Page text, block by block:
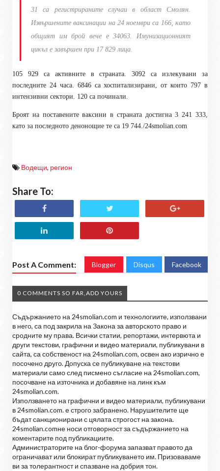
31 са регистрираните случаи в област Смолян.
Извършените ваксинации на 24 ноември са 166, като
общият им брой вече е 34063. Имунизационният
цикъл е завършен при 17 829 лица.
105 929 са активните в страната. 3092 са излекувани за
последните 24 часа. 6846 са хоспитализирани, от които 797 в
интензивни сектори. 120 са починали.
Броят на поставените ваксини в страната достигна 3 241 333,
като за последното денонощие те са 19 744./24smolian.com
Водещи, регион
Share To:
Post A Comment: Blogger Disqus Facebook
0 COMMENTS SO FAR,ADD YOURS
Съдържанието на 24smolian.com и технологиите, използвани
в него, са под закрила на Закона за авторското право и
сродните му права. Всички статии, репортажи, интервюта и
други текстови, графични и видео материали, публикувани в
сайта, са собственост на 24smolian.com, освен ако изрично е
посочено друго. Допуска се публикуване на текстови
материали само след писмено съгласие на 24smolian.com,
посочване на източника и добавяне на линк към
24smolian.com.
Използването на графични и видео материали, публикувани
в 24smolian.com. е строго забранено. Нарушителите ще
бъдат санкционирани с цялата строгост на закона.
24smolian.comне носи отговорност за съдържанието на
коментарите под публикациите.
Администраторите на блог-форума запазват правото да
ограничават или блокират публикуването им. Призоваваме
ви за толерантност и спазване на добрия тон.